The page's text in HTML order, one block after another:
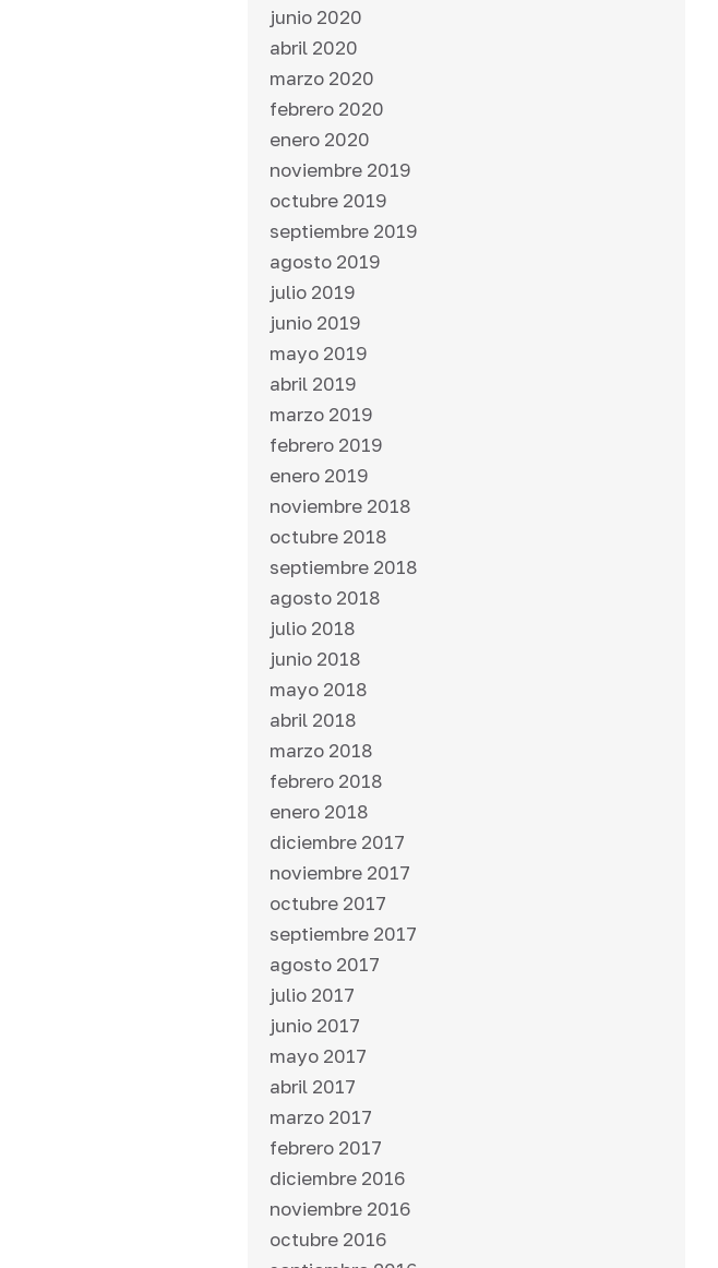
junio 2020
abril 2020
marzo 2020
febrero 2020
enero 2020
noviembre 2019
octubre 2019
septiembre 2019
agosto 2019
julio 2019
junio 2019
mayo 2019
abril 2019
marzo 2019
febrero 2019
enero 2019
noviembre 2018
octubre 2018
septiembre 2018
agosto 2018
julio 2018
junio 2018
mayo 2018
abril 2018
marzo 2018
febrero 2018
enero 2018
diciembre 2017
noviembre 2017
octubre 2017
septiembre 2017
agosto 2017
julio 2017
junio 2017
mayo 2017
abril 2017
marzo 2017
febrero 2017
diciembre 2016
noviembre 2016
octubre 2016